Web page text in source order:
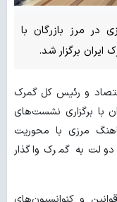
در مرز بازرگان با
برگزار شد.
و رئیس کل گمرک
با برگزاری نشست‌های
مرزی با محوریت
به گمرک واگذار